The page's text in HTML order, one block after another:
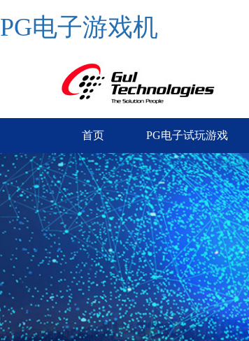
PG电子游戏机
首页 PG电子试玩游戏